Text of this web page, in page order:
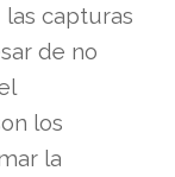
las capturas
de no
los
la